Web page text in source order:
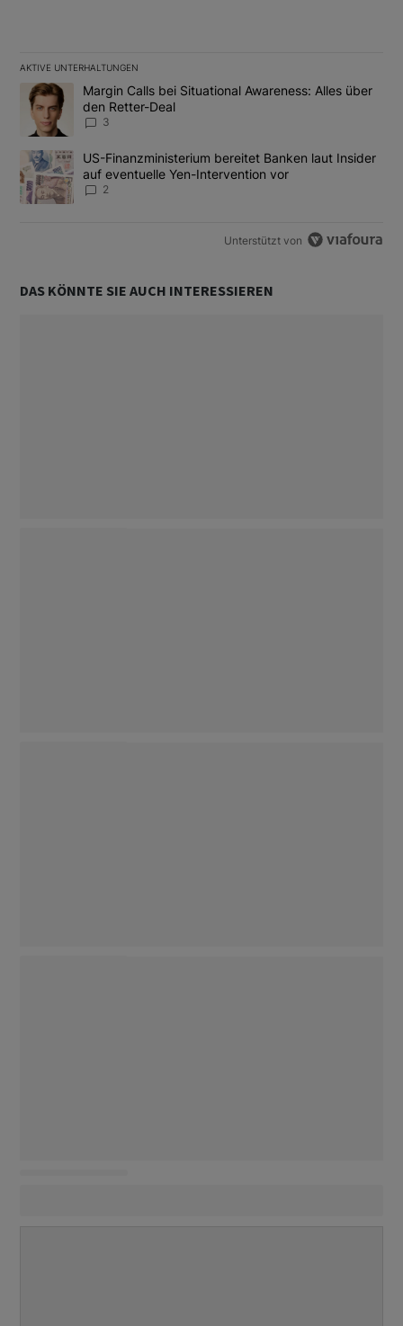
AKTIVE UNTERHALTUNGEN
Das Folgende ist eine Liste der am meisten kommentierten
Ein Trendartikel mit dem Titel "Margin Calls bei Situational
Margin Calls bei Situational Awareness: Alles über
den Retter-Deal
3
Ein Trendartikel mit dem Titel "US-Finanzministerium bereitet
US-Finanzministerium bereitet Banken laut Insider
auf eventuelle Yen-Intervention vor
2
Unterstützt von
DAS KÖNNTE SIE AUCH INTERESSIEREN